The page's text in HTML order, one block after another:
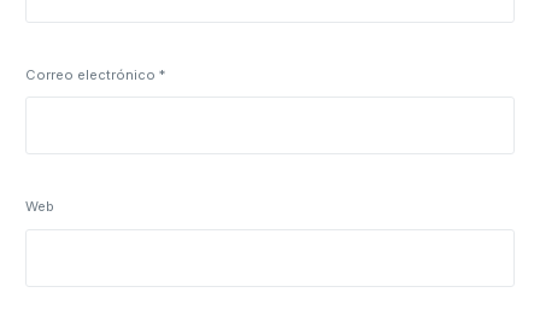
Correo electrónico*
Web